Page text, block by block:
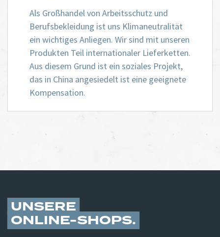
Als Großhandel von Arbeitsschutz und
Berufsbekleidung ist uns Klimaneutralität
ein wichtiges Anliegen. Wir sind mit unseren
Produkten Teil internationaler Lieferketten.
Aus diesem Grund ist ein soziales Projekt,
das in China angesiedelt ist eine geeignete
Kompensation.
UNSERE
ONLINE-SHOPS